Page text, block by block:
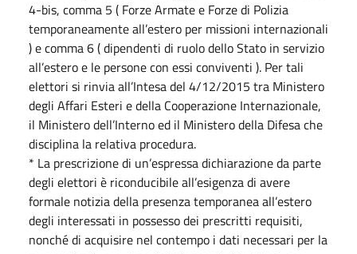
4-bis, comma 5 ( Forze Armate e Forze di Polizia
temporaneamente all’estero per missioni internazionali
) e comma 6 ( dipendenti di ruolo dello Stato in servizio
all’estero e le persone con essi conviventi ). Per tali
elettori si rinvia all’Intesa del 4/12/2015 tra Ministero
degli Affari Esteri e della Cooperazione Internazionale,
il Ministero dell’Interno ed il Ministero della Difesa che
disciplina la relativa procedura.
* La prescrizione di un’espressa dichiarazione da parte
degli elettori è riconducibile all’esigenza di avere
formale notizia della presenza temporanea all’estero
degli interessati in possesso dei prescritti requisiti,
nonché di acquisire nel contempo i dati necessari per la